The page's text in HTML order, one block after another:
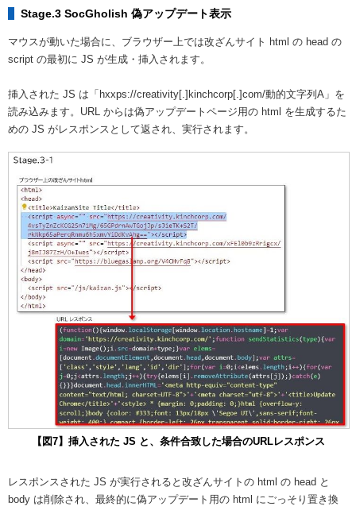
Stage.3 SocGholish 偽アップデート表示
マウスが動いた場合に、ブラウザー上では改ざんサイト html の head の
script の最初に JS が生成・挿入されます。
挿入された JS は「hxxps://creativity[.]kinchcorp[.]com/動的文字列A」を
読み込みます。URL からは偽アップデートページ用の html を生成するた
めの JS がレスポンスとして返され、実行されます。
【図7】挿入された JS と、条件合致した場合のURLレスポンス
レスポンスされた JS が実行されると改ざんサイトの html の head と
body は削除され、最終的に偽アップデート用の html にごっそり置き換